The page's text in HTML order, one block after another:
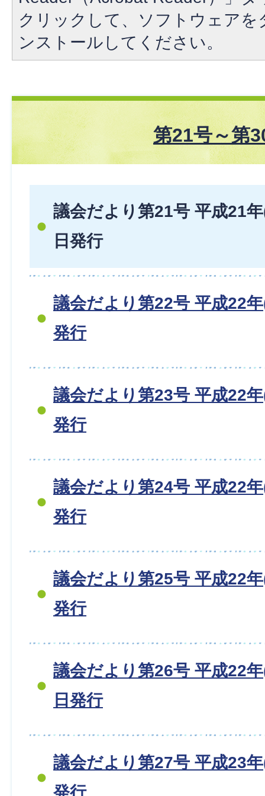
クリックして、ソフトウェア
ンストールしてください。
第21号～第
議会だより第21号 平成21
日発行
議会だより第22号 平成22
発行
議会だより第23号 平成22
発行
議会だより第24号 平成22
発行
議会だより第25号 平成22
発行
議会だより第26号 平成22
日発行
議会だより第27号 平成23